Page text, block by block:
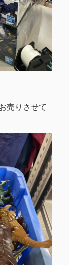
売りさせて